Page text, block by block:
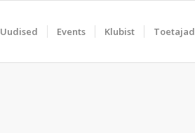
Uudised Events Klubist Toetajad